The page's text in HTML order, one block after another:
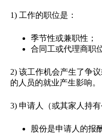
1) 工作的职位是：
季节性或兼职性；
合同工或代理商职
2) 该工作机会产生了争
的人员的就业产生影响。
3) 申请人（或其家人持
股份是申请人的报